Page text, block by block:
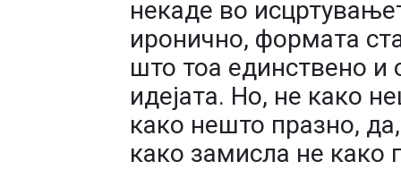
некаде во
иронично, формата
што тоа единствено и
идејата. Но, не како
како нешто празно,
како замисла не како